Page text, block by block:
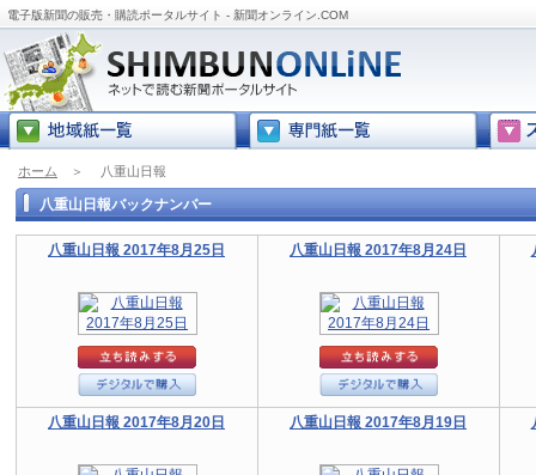
電子版新聞の販売・購読ポータルサイト - 新聞オンライン.COM
ホーム ＞ 八重山日報
八重山日報バックナンバー
八重山日報 2017年8月25日 八重山日報 2017年8月24日
八重山日報 2017年8月20日 八重山日報 2017年8月19日